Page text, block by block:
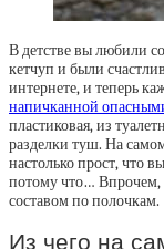
В детстве вы любили
кетчуп и были
интернете, и теперь
напичканной
пластиковая, из
разделки туш. На
настолько прост, что
потому что… Впрочем,
составом по полочкам.
Из чего на